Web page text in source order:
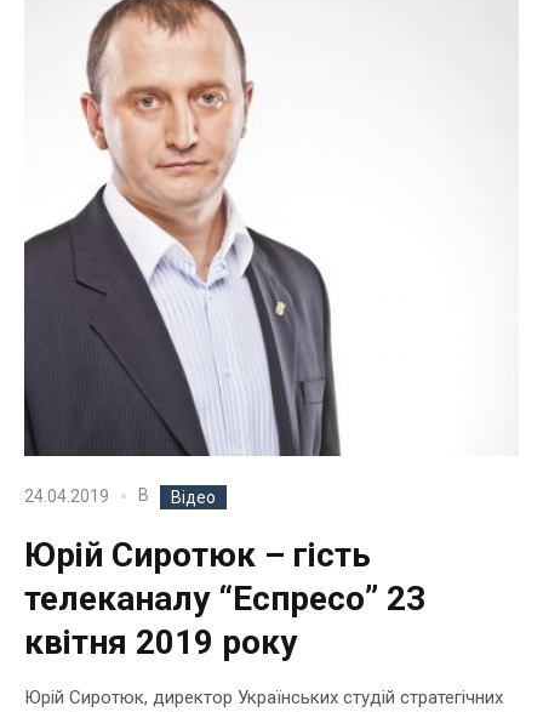
24.04.2019 В Відео
Юрій Сиротюк – гість
телеканалу “Еспресо” 23
квітня 2019 року
Юрій Сиротюк, директор Українських студій стратегічних